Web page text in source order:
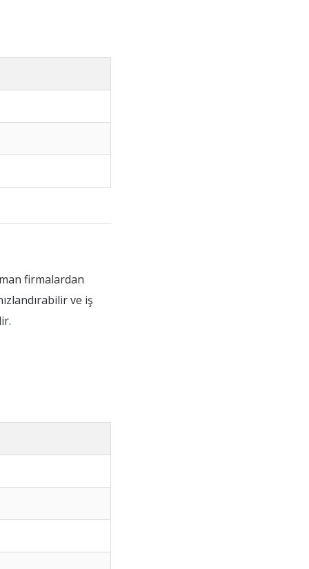
firmalardan
ve iş